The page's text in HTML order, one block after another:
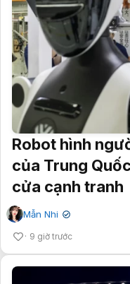
Robot hình
của Trung
cửa cạnh tranh
Mẫn Nhi ✔
9 giờ trước